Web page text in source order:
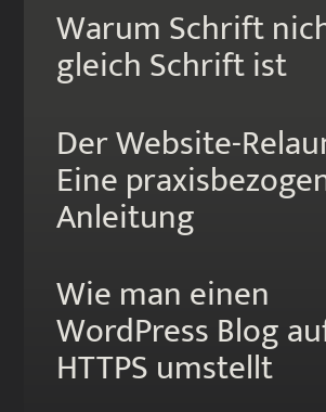
Warum Schrift
gleich Schrift ist
Der Website-
Eine
Anleitung
Wie man einen
WordPress Blog
HTTPS umstellt